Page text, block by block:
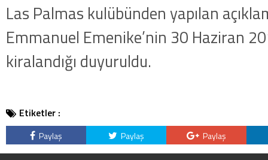
Las Palmas kulübünden yapılan
Emmanuel Emenike’nin 30 Haziran
kiralandığı duyuruldu.
Etiketler :
Paylaş Paylaş Paylaş